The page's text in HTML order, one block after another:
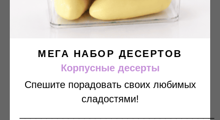
Популярные блюда
Здесь представлены самые
любимых клиентов
МЕГА НАБОР ДЕСЕРТОВ
Корпусные десерты
Спешите порадовать своих любимых
сладостями!